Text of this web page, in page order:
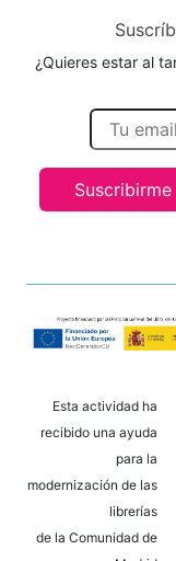
¿Quieres estar al
Suscribirme
Esta actividad ha
recibido una ayuda
para la
modernización de las
librerías
de la Comunidad de